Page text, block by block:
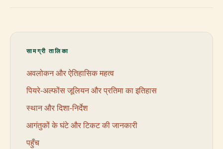
सामग्री तालिका
अवलोकन और ऐतिहासिक महत्व
पियरे-अल्फोंस जूलियन और प्रतिमा का इतिहास
स्थान और दिशा-निर्देश
आगंतुकों के घंटे और टिकट की जानकारी
पहुँच